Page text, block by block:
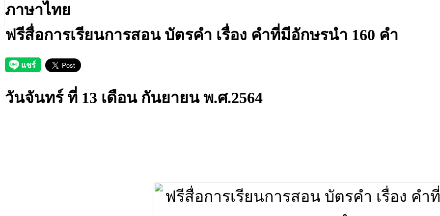
ภาษาไทย
ฟรีสื่อการเรียนการสอน บัตรคำ เรื่อง คำที่มีอักษรนำ 160 คำ
วันจันทร์ ที่ 13 เดือน กันยายน พ.ศ.2564